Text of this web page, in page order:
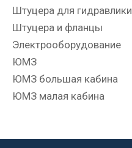
Штуцера для гидравлики
Штуцера и фланцы
Электрооборудование
ЮМЗ
ЮМЗ большая кабина
ЮМЗ малая кабина